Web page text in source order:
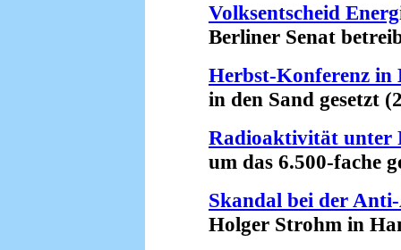
Volksentscheid
Berliner Senat
Herbst-Konferenz in
in den Sand gesetzt
Radioaktivität unter
um das 6.500-fache
Skandal bei der
Holger Strohm in